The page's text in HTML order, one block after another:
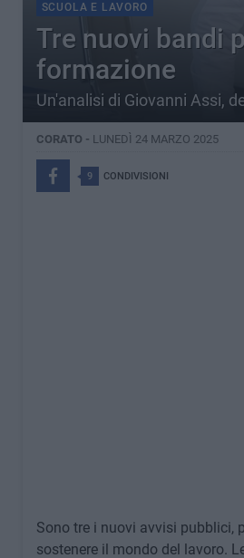
SCUOLA E LAVORO
Tre nuovi bandi
formazione
Un'analisi di Giovanni Assi,
CORATO - LUNEDÌ 24 MARZO 2025
9 CONDIVISIONI
Sono tre i nuovi avvisi pubblici,
sostenere il mondo del lavoro.